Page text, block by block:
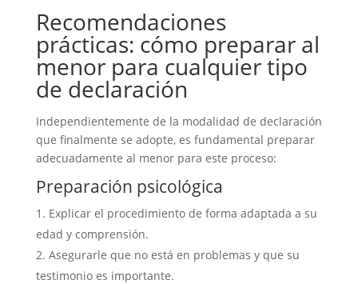
Recomendaciones
prácticas: cómo preparar al
menor para cualquier tipo
de declaración
Independientemente de la modalidad de declaración
que finalmente se adopte, es fundamental preparar
adecuadamente al menor para este proceso:
Preparación psicológica
Explicar el procedimiento de forma adaptada a su
edad y comprensión.
Asegurarle que no está en problemas y que su
testimonio es importante.